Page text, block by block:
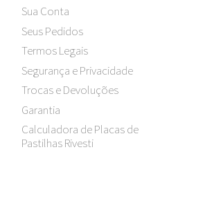
Sua Conta
Seus Pedidos
Termos Legais
Segurança e Privacidade
Trocas e Devoluções
Garantia
Calculadora de Placas de
Pastilhas Rivesti